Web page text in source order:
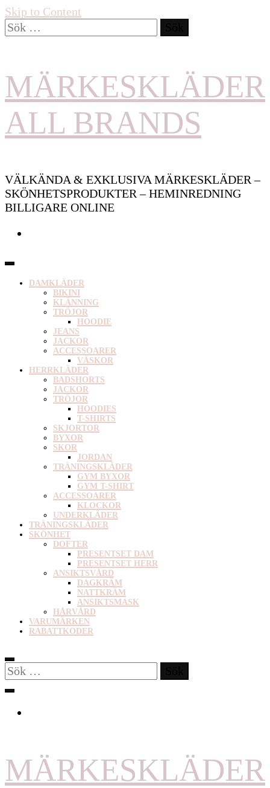
Skip to Content
Sök
efter:
MÄRKESKLÄDER
ALL BRANDS
VÄLKÄNDA & EXKLUSIVA MÄRKESKLÄDER –
SKÖNHETSPRODUKTER – HEMINREDNING
BILLIGARE ONLINE
DAMKLÄDER
BIKINI
KLÄNNING
TRÖJOR
HOODIE
JEANS
JACKOR
ACCESSOARER
VÄSKOR
HERRKLÄDER
BADSHORTS
JACKOR
TRÖJOR
HOODIES
T-SHIRTS
SKJORTOR
BYXOR
SKOR
JORDAN
TRÄNINGSKLÄDER
GYM BYXOR
GYM T-SHIRT
ACCESSOARER
KLOCKOR
UNDERKLÄDER
TRÄNINGSKLÄDER
SKÖNHET
DOFTER
PRESENTSET DAM
PRESENTSET HERR
ANSIKTSVÅRD
DAGKRÄM
NATTKRÄM
ANSIKTSMASK
HÅRVÅRD
VARUMÄRKEN
RABATTKODER
Sök
efter:
MÄRKESKLÄDER